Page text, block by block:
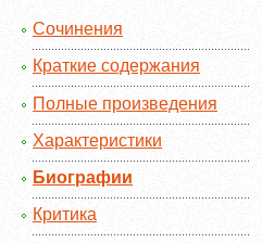
Сочинения
Краткие содержания
Полные произведения
Характеристики
Биографии
Критика